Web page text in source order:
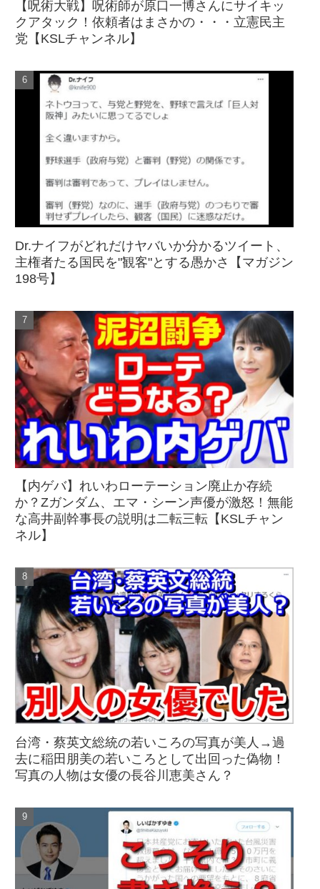
【呪術大戦】呪術師が原口一博さんにサイキッ
クアタック！依頼者はまさかの・・・立憲民主
党【KSLチャンネル】
Dr.ナイフがどれだけヤバいか分かるツイート、
主権者たる国民を"観客"とする愚かさ【マガジン
198号】
【内ゲバ】れいわローテーション廃止か存続
か？Zガンダム、エマ・シーン声優が激怒！無能
な高井副幹事長の説明は二転三転【KSLチャン
ネル】
台湾・蔡英文総統の若いころの写真が美人→過
去に稲田朋美の若いころとして出回った偽物！
写真の人物は女優の長谷川恵美さん？